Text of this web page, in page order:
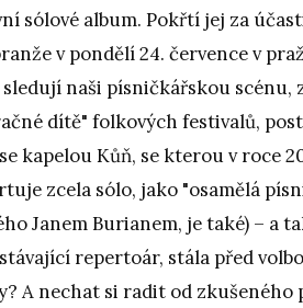
sólové album. Pokřtí jej za
v pondělí 24. července v
naši písničkářskou scénu,
dítě" folkových festivalů,
kapelou Kůň, se kterou v roce
zcela sólo, jako "osamělá
Janem Burianem, je také) – a
repertoár, stála před
A nechat si radit od